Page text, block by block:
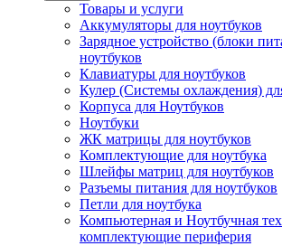
Товары и услуги
Аккумуляторы для ноутбуков
Зарядное устройство (блоки
ноутбуков
Клавиатуры для ноутбуков
Кулер (Системы охлаждения)
Корпуса для Ноутбуков
Ноутбуки
ЖК матрицы для ноутбуков
Комплектующие для ноутбука
Шлейфы матриц для ноутбуков
Разъемы питания для ноутбуков
Петли для ноутбука
Компьютерная и Ноутбучная
комплектующие периферия